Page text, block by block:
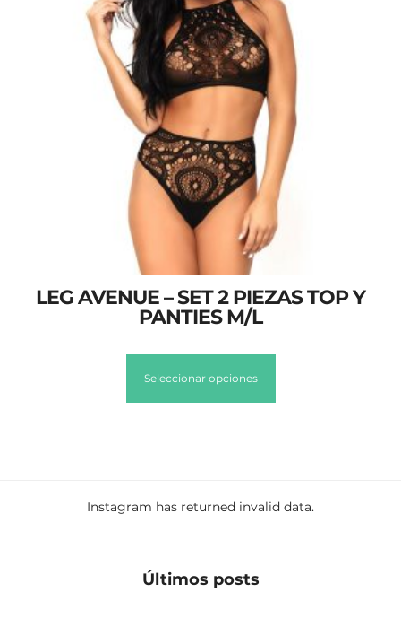
LEG AVENUE – SET 2 PIEZAS TOP Y
PANTIES M/L
Seleccionar opciones
Instagram has returned invalid data.
Últimos posts